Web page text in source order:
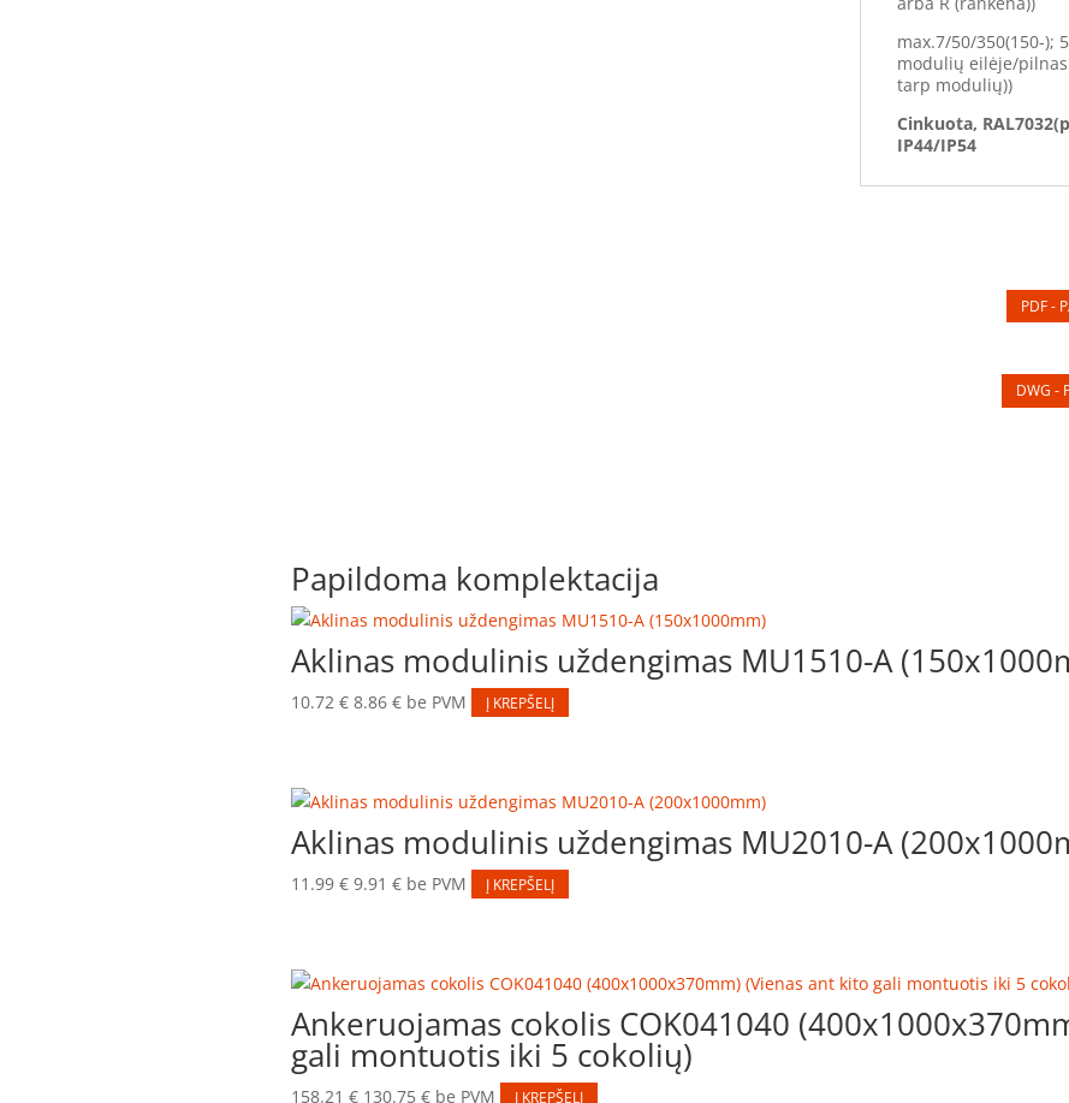
max.7/50/350(150-);
modulių eilėje/
tarp modulių))
Cinkuota,
IP44/IP54
PDF -
DWG -
Papildoma komplektacija
Aklinas modulinis uždengimas MU1510-A
10.72 € 8.86 €be PVM Į KREPŠELĮ
Aklinas modulinis uždengimas MU2010-A
11.99 € 9.91 €be PVM Į KREPŠELĮ
Ankeruojamas cokolis COK041040
gali montuotis iki 5 cokolių)
158.21 € 130.75 €be PVM Į KREPŠELĮ